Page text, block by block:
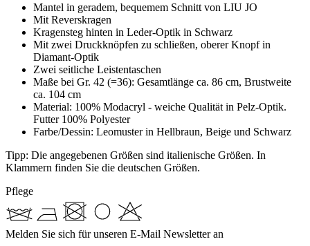
Mantel in geradem, bequemem Schnitt von LIU JO
Mit Reverskragen
Kragensteg hinten in Leder-Optik in Schwarz
Mit zwei Druckknöpfen zu schließen, oberer Knopf in
Diamant-Optik
Zwei seitliche Leistentaschen
Maße bei Gr. 42 (=36): Gesamtlänge ca. 86 cm, Brustweite
ca. 104 cm
Material: 100% Modacryl - weiche Qualität in Pelz-Optik.
Futter 100% Polyester
Farbe/Dessin: Leomuster in Hellbraun, Beige und Schwarz
Tipp: Die angegebenen Größen sind italienische Größen. In
Klammern finden Sie die deutschen Größen.
Pflege
Melden Sie sich für unseren E-Mail Newsletter an